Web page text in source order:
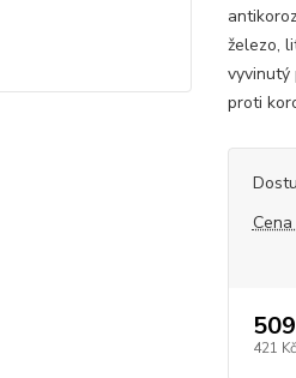
železo,
vyvinutý
proti
421 Kč